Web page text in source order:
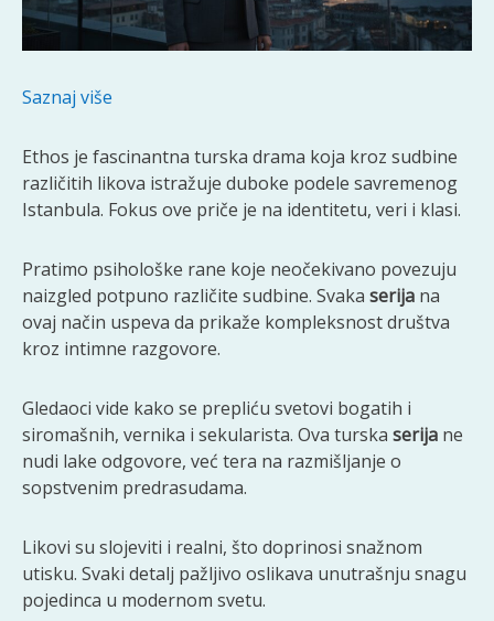
Saznaj više
Ethos je fascinantna turska drama koja kroz sudbine
različitih likova istražuje duboke podele savremenog
Istanbula. Fokus ove priče je na identitetu, veri i klasi.
Pratimo psihološke rane koje neočekivano povezuju
naizgled potpuno različite sudbine. Svaka serija na
ovaj način uspeva da prikaže kompleksnost društva
kroz intimne razgovore.
Gledaoci vide kako se prepliću svetovi bogatih i
siromašnih, vernika i sekularista. Ova turska serija ne
nudi lake odgovore, već tera na razmišljanje o
sopstvenim predrasudama.
Likovi su slojeviti i realni, što doprinosi snažnom
utisku. Svaki detalj pažljivo oslikava unutrašnju snagu
pojedinca u modernom svetu.